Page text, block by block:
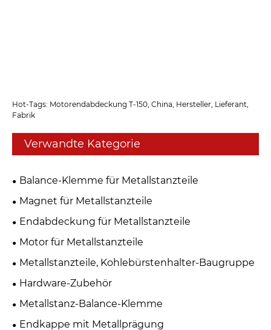
Hot-Tags: Motorendabdeckung T-150, China, Hersteller, Lieferant,
Fabrik
Verwandte Kategorie
Balance-Klemme für Metallstanzteile
Magnet für Metallstanzteile
Endabdeckung für Metallstanzteile
Motor für Metallstanzteile
Metallstanzteile, Kohlebürstenhalter-Baugruppe
Hardware-Zubehör
Metallstanz-Balance-Klemme
Endkappe mit Metallprägung